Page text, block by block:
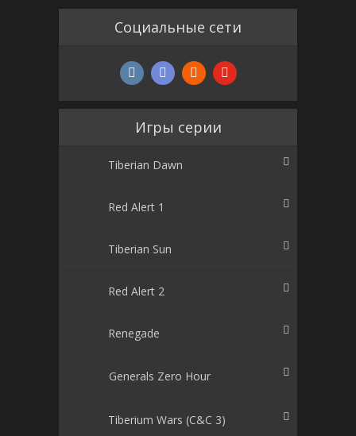
Социальные сети
Игры серии
Tiberian Dawn
Red Alert 1
Tiberian Sun
Red Alert 2
Renegade
Generals Zero Hour
Tiberium Wars (C&C 3)